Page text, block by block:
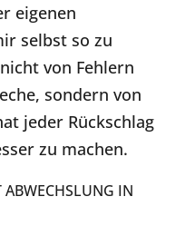
eigenen
selbst so zu
von Fehlern
sondern von
jeder Rückschlag
zu machen.
ABWECHSLUNG IN